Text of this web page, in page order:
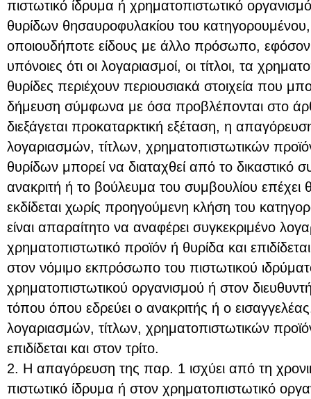
πιστωτικό ίδρυμα ή χρηματοπιστωτικό
θυρίδων θησαυροφυλακίου του
οποιουδήποτε είδους με άλλο πρόσωπο,
υπόνοιες ότι οι λογαριασμοί, οι τίτλοι, τα
θυρίδες περιέχουν περιουσιακά στοιχεία που
δήμευση σύμφωνα με όσα προβλέπονται στο
διεξάγεται προκαταρκτική εξέταση, η
λογαριασμών, τίτλων, χρηματοπιστωτικών
θυρίδων μπορεί να διαταχθεί από το δικαστικό
ανακριτή ή το βούλευμα του συμβουλίου επέχει
εκδίδεται χωρίς προηγούμενη κλήση του
είναι απαραίτητο να αναφέρει συγκεκριμένο
χρηματοπιστωτικό προϊόν ή θυρίδα και
στον νόμιμο εκπρόσωπο του πιστωτικού
χρηματοπιστωτικού οργανισμού ή στον
τόπου όπου εδρεύει ο ανακριτής ή ο
λογαριασμών, τίτλων, χρηματοπιστωτικών
επιδίδεται και στον τρίτο.
2. Η απαγόρευση της παρ. 1 ισχύει από τη
πιστωτικό ίδρυμα ή στον χρηματοπιστωτικό